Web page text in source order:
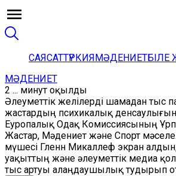
САЯСАТТҮРКИЯМӘДЕНИЕТБІЛЕ
МӘДЕНИЕТ
2 ... минут оқылды
Әлеуметтік желілерді шамадан тыс
жастардың психикалық
Еуропалық Одақ Комиссиясының
Жастар, Мәдениет және Спорт
мүшесі Гленн Микаллеф экран
уақыттың және әлеуметтік медиа
тыс артуы алаңдаушылық тудырып